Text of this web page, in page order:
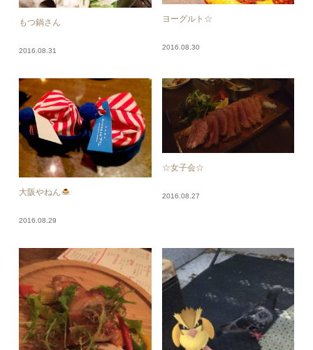
もつ鍋さん
2016.08.31
ヨーグルト☆
2016.08.30
大阪やねん
2016.08.29
☆女子会☆
2016.08.27